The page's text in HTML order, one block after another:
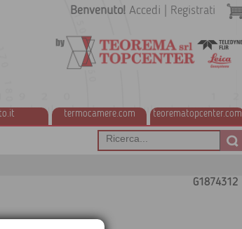
termocamere.com teorematopcenter.com
Benvenuto! Accedi Registrati
G1874312